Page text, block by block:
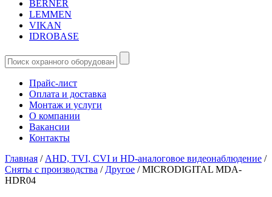
BERNER
LEMMEN
VIKAN
IDROBASE
Прайс-лист
Оплата и доставка
Монтаж и услуги
О компании
Вакансии
Контакты
Главная / AHD, TVI, CVI и HD-аналоговое видеонаблюдение /
Сняты с производства / Другое /MICRODIGITAL MDA-
HDR04